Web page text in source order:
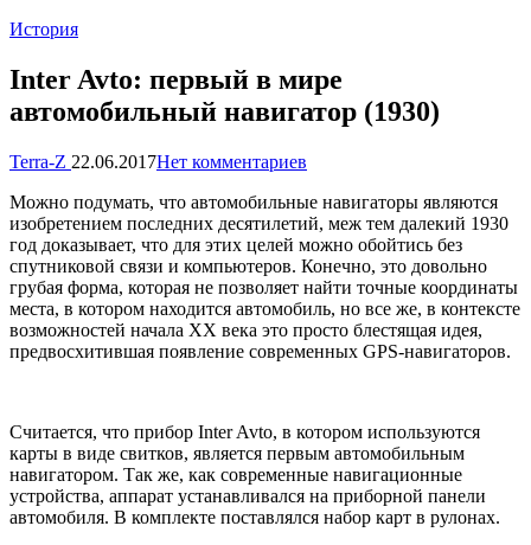
Опубликовано
История
Inter Avto: первый в мире
автомобильный навигатор (1930)
Запись
Terra-Z 22.06.2017Нет комментариев
Можно подумать, что автомобильные навигаторы являются
изобретением последних десятилетий, меж тем далекий 1930
год доказывает, что для этих целей можно обойтись без
спутниковой связи и компьютеров. Конечно, это довольно
грубая форма, которая не позволяет найти точные координаты
места, в котором находится автомобиль, но все же, в контексте
возможностей начала ХХ века это просто блестящая идея,
предвосхитившая появление современных GPS-навигаторов.
Считается, что прибор Inter Avto, в котором используются
карты в виде свитков, является первым автомобильным
навигатором. Так же, как современные навигационные
устройства, аппарат устанавливался на приборной панели
автомобиля. В комплекте поставлялся набор карт в рулонах.